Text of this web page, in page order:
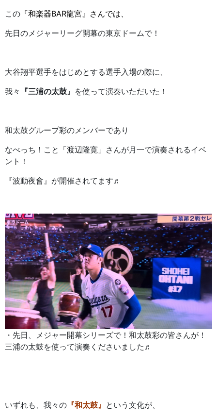
この 『和楽器BAR龍宮』さんでは、
先日のメジャーリーグ開幕の東京ドームで！
大谷翔平選手をはじめとする選手入場の際に、
我々 『三浦の太鼓』 を使って演奏いただいた！
和太鼓グループ彩のメンバーであり
なべっち！こと「渡辺隆寛」さんが月一で演奏されるイベ
ント！
『波動夜會』が開催されてます♬
・先日、メジャー開幕シリーズで！和太鼓彩の皆さんが！
三浦の太鼓を使って演奏くださいました♬
いずれも、我々の 『和太鼓』 という文化が、